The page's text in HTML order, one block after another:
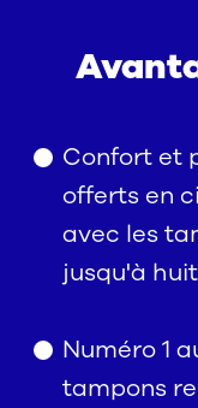
Confort et
offerts en
avec les
jusqu'à
Numéro 1
tampons